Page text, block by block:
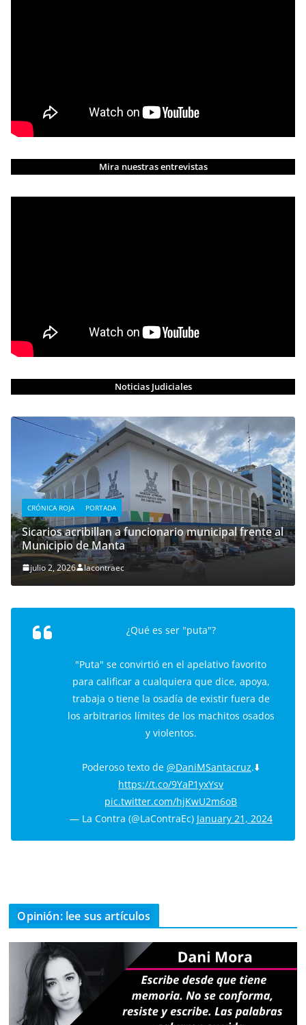
Mira nuestras entrevistas
Noticias Judiciales
CRÓNICA ROJA PORTADA
Sicarios acribillan a funcionario municipal frente al
Municipio de Manta
julio 2, 2026 lacontraec
¿Qué es ser "puta"?
"Puta" se convirtió en el apelativo favorito
para calificar a cualquiera que dice, apoya,
trabaja o tiene la osadía de existir fuera de
los arbitrarios límites de los machitos osados
y violentos.
Poderoso texto de @DaniMSantacruz.⬇️
https://t.co/9YaP1yxYsv
pic.twitter.com/hjKwU2m6oB
— La Contra (@LaContraEc) January 21, 2024
Opinión: lee sus artículos